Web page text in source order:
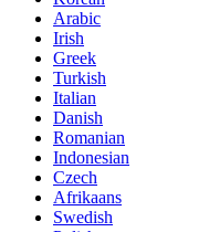
Arabic
Irish
Greek
Turkish
Italian
Danish
Romanian
Indonesian
Czech
Afrikaans
Swedish